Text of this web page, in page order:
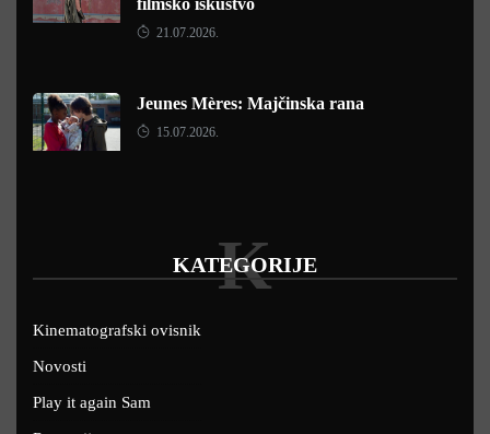
filmsko iskustvo
21.07.2026.
Jeunes Mères: Majčinska rana
15.07.2026.
KATEGORIJE
K
Kinematografski ovisnik
Novosti
Play it again Sam